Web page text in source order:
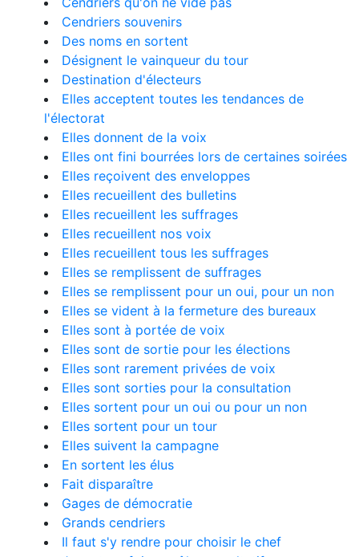
Cendriers souvenirs
Des noms en sortent
Désignent le vainqueur du tour
Destination d'électeurs
Elles acceptent toutes les tendances de
l'électorat
Elles donnent de la voix
Elles ont fini bourrées lors de certaines soirées
Elles reçoivent des enveloppes
Elles recueillent des bulletins
Elles recueillent les suffrages
Elles recueillent nos voix
Elles recueillent tous les suffrages
Elles se remplissent de suffrages
Elles se remplissent pour un oui, pour un non
Elles se vident à la fermeture des bureaux
Elles sont à portée de voix
Elles sont de sortie pour les élections
Elles sont rarement privées de voix
Elles sont sorties pour la consultation
Elles sortent pour un oui ou pour un non
Elles sortent pour un tour
Elles suivent la campagne
En sortent les élus
Fait disparaître
Gages de démocratie
Grands cendriers
Il faut s'y rendre pour choisir le chef